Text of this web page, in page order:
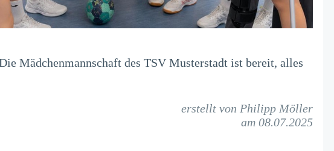
Mädchenmannschaft des TSV Musterstadt ist bereit, alles
erstellt von Philipp Möller
am 08.07.2025